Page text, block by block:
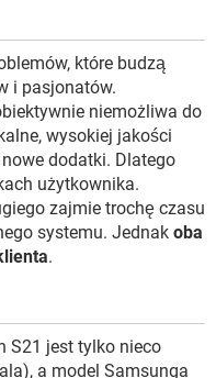
które budzą
i pasjonatów.
niemożliwa do
wysokiej jakości
dodatki. Dlatego
użytkownika.
zajmie trochę czasu
systemu. Jednak oba
.
S21 jest tylko nieco
a model Samsunga